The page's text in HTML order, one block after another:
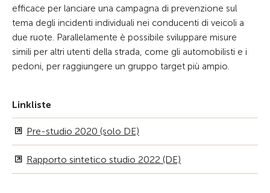
efficace per lanciare una campagna di prevenzione sul
tema degli incidenti individuali nei conducenti di veicoli a
due ruote. Parallelamente è possibile sviluppare misure
simili per altri utenti della strada, come gli automobilisti e i
pedoni, per raggiungere un gruppo target più ampio.
Linkliste
Pre-studio 2020 (solo DE)
Rapporto sintetico studio 2022 (DE)